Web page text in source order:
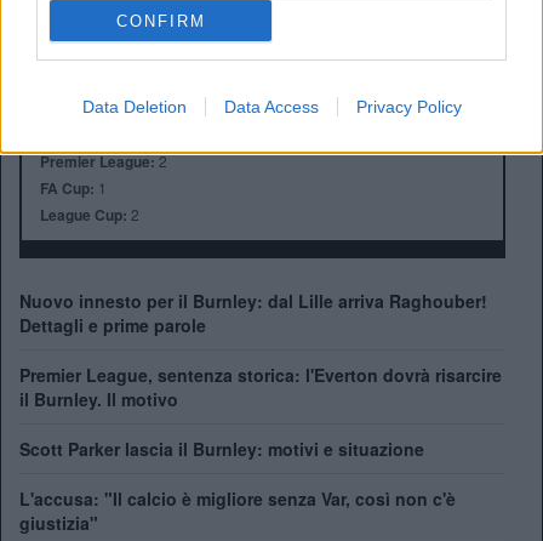
CONFIRM
Data Deletion Data Access Privacy Policy
Turf Moore (21.945)
Città:Burnley
Presidente:Alan Pace
Premier League:2
FA Cup: 1
League Cup: 2
Nuovo innesto per il Burnley: dal Lille arriva Raghouber!
Dettagli e prime parole
Premier League, sentenza storica: l'Everton dovrà risarcire
il Burnley. Il motivo
Scott Parker lascia il Burnley: motivi e situazione
L'accusa: "Il calcio è migliore senza Var, così non c'è
giustizia"